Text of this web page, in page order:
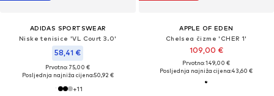
ADIDAS SPORTSWEAR
Niske tenisice 'VL Court 3.0'
58,41 €
Prvotno: 75,00 €
Posljednja najniža cijena:50,92 €
+11
APPLE OF EDEN
Chelsea čizme 'CHER 1'
109,00 €
Prvotno: 149,00 €
Posljednja najniža cijena:43,60 €